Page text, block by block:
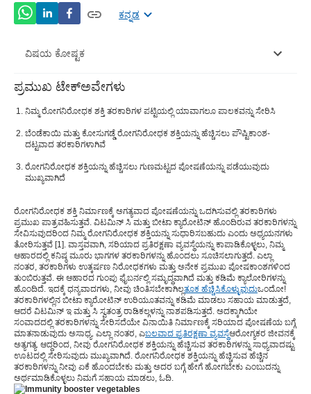
ಕನ್ನಡ
ವಿಷಯ ಕೋಷ್ಟಕ
ತರಕಾರಿಗಳನ್ನು ಸೇವಿಸಿ
ಕೋಸುಗಡ್ಡೆಯನ್ನು ಸೇವಿಸಿ ಮತ್ತು ನಿಮ್ಮ ದೇಹದ ರೋಗನಿರೋಧಕ
ಬೆಂಡೆಕಾಯಿ ಅಥವಾ ಲೇಡಿ ಫಿಂಗರ್ ತಿನ್ನುವ ಮೂಲಕ ನಿಮ್ಮ
ಕ್ಯಾರೆಟ್ ನಂತಹ ಬೀಟಾ ಕ್ಯಾರೋಟಿನ್ ಭರಿತ ಆಹಾರಗಳನ್ನು
ಸೇವಿಸಿ
ಬೀಟ್ರೂಟ್ನೊಂದಿಗೆ ಸ್ಥಿರವಾದ BP ಅನ್ನು ಕಾಪಾಡಿಕೊಳ್ಳಿ
ನಿಮ್ಮ ರೋಗನಿರೋಧಕ ಶಕ್ತಿ ತರಕಾರಿಗಳ ಪಟ್ಟಿಯಲ್ಲಿ
ಅಣಬೆಗಳನ್ನು ಸೇರಿಸಿ
ಪ್ರಮುಖ ಟೇಕ್ಅವೇಗಳು
ನಿಮ್ಮ ರೋಗನಿರೋಧಕ ಶಕ್ತಿ ತರಕಾರಿಗಳ ಪಟ್ಟಿಯಲ್ಲಿ ಯಾವಾಗಲೂ ಪಾಲಕವನ್ನು ಸೇರಿಸಿ
ಬೆಂಡೆಕಾಯಿ ಮತ್ತು ಕೋಸುಗಡ್ಡೆ ರೋಗನಿರೋಧಕ ಶಕ್ತಿಯನ್ನು ಹೆಚ್ಚಿಸಲು ಪೌಷ್ಟಿಕಾಂಶ-
ದಟ್ಟವಾದ ತರಕಾರಿಗಳಾಗಿವೆ
ರೋಗನಿರೋಧಕ ಶಕ್ತಿಯನ್ನು ಹೆಚ್ಚಿಸಲು ಗುಣಮಟ್ಟದ ಪೋಷಣೆಯನ್ನು ಪಡೆಯುವುದು
ಮುಖ್ಯವಾಗಿದೆ
ರೋಗನಿರೋಧಕ ಶಕ್ತಿ ನಿರ್ಮಾಣಕ್ಕೆ ಅಗತ್ಯವಾದ ಪೋಷಣೆಯನ್ನು ಒದಗಿಸುವಲ್ಲಿ ತರಕಾರಿಗಳು
ಪ್ರಮುಖ ಪಾತ್ರವಹಿಸುತ್ತವೆ. ವಿಟಮಿನ್ ಸಿ ಮತ್ತು ಬೀಟಾ ಕ್ಯಾರೋಟಿನ್ ಹೊಂದಿರುವ ತರಕಾರಿಗಳನ್ನು
ಸೇವಿಸುವುದರಿಂದ ನಿಮ್ಮ ರೋಗನಿರೋಧಕ ಶಕ್ತಿಯನ್ನು ಸುಧಾರಿಸಬಹುದು ಎಂದು ಅಧ್ಯಯನಗಳು
ತೋರಿಸುತ್ತವೆ [1]. ವಾಸ್ತವವಾಗಿ, ಸರಿಯಾದ ಪ್ರತಿರಕ್ಷಣಾ ವ್ಯವಸ್ಥೆಯನ್ನು ಕಾಪಾಡಿಕೊಳ್ಳಲು, ನಿಮ್ಮ
ಆಹಾರದಲ್ಲಿ ಕನಿಷ್ಠ ಮೂರು ಭಾಗಗಳ ತರಕಾರಿಗಳನ್ನು ಹೊಂದಲು ಸೂಚಿಸಲಾಗುತ್ತದೆ. ಎಲ್ಲಾ
ನಂತರ, ತರಕಾರಿಗಳು ಉತ್ಕರ್ಷಣ ನಿರೋಧಕಗಳು ಮತ್ತು ಅನೇಕ ಪ್ರಮುಖ ಪೋಷಕಾಂಶಗಳಿಂದ
ತುಂಬಿರುತ್ತವೆ. ಈ ಆಹಾರದ ಗುಂಪು ಫೈಬರ್ನಲ್ಲಿ ಸಮೃದ್ಧವಾಗಿದೆ ಮತ್ತು ಕಡಿಮೆ ಕ್ಯಾಲೋರಿಗಳನ್ನು
ಹೊಂದಿದೆ. ಇದಕ್ಕೆ ಧನ್ಯವಾದಗಳು, ನೀವು ಚಿಂತಿಸಬೇಕಾಗಿಲ್ಲತೂಕ ಹೆಚ್ಚಿಸಿಕೊಳ್ಳುವುದುಒಂದೋ!
ತರಕಾರಿಗಳಲ್ಲಿನ ಬೀಟಾ ಕ್ಯಾರೋಟಿನ್ ಉರಿಯೂತವನ್ನು ಕಡಿಮೆ ಮಾಡಲು ಸಹಾಯ ಮಾಡುತ್ತದೆ,
ಆದರೆ ವಿಟಮಿನ್ ಇ ಮತ್ತು ಸಿ ಸ್ವತಂತ್ರ ರಾಡಿಕಲ್ಗಳನ್ನು ನಾಶಪಡಿಸುತ್ತದೆ. ಅದಕ್ಕಾಗಿಯೇ
ಸಂವಾದದಲ್ಲಿ ತರಕಾರಿಗಳನ್ನು ಸೇರಿಸದೆಯೇ ವಿನಾಯಿತಿ ನಿರ್ಮಾಣಕ್ಕೆ ಸರಿಯಾದ ಪೋಷಣೆಯ ಬಗ್ಗೆ
ಮಾತನಾಡುವುದು ಅಸಾಧ್ಯ. ಎಲ್ಲಾ ನಂತರ, ಎಬಲವಾದ ಪ್ರತಿರಕ್ಷಣಾ ವ್ಯವಸ್ಥೆಆರೋಗ್ಯಕರ ಜೀವನಕ್ಕೆ
ಅತ್ಯಗತ್ಯ. ಆದ್ದರಿಂದ, ನೀವು ರೋಗನಿರೋಧಕ ಶಕ್ತಿಯನ್ನು ಹೆಚ್ಚಿಸುವ ತರಕಾರಿಗಳನ್ನು ಸಾಧ್ಯವಾದಷ್ಟು
ಊಟದಲ್ಲಿ ಸೇರಿಸುವುದು ಮುಖ್ಯವಾಗಿದೆ. ರೋಗನಿರೋಧಕ ಶಕ್ತಿಯನ್ನು ಹೆಚ್ಚಿಸುವ ಹೆಚ್ಚಿನ
ತರಕಾರಿಗಳನ್ನು ನೀವು ಏಕೆ ಹೊಂದಬೇಕು ಮತ್ತು ಅದರ ಬಗ್ಗೆ ಹೇಗೆ ಹೋಗಬೇಕು ಎಂಬುದನ್ನು
ಅರ್ಥಮಾಡಿಕೊಳ್ಳಲು ನಿಮಗೆ ಸಹಾಯ ಮಾಡಲು, ಓದಿ.